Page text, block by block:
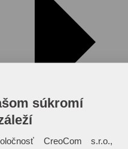
súkromí
CreoCom s.r.o.,